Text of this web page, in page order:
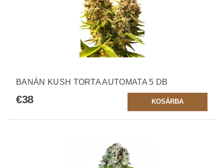
BANÁN KUSH TORTA AUTOMATA 5 DB
€38